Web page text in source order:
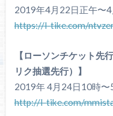
2019年4月22日正午〜
https://l-tike.com/
【ローソンチケット先
リク抽選先行）】
2019年 4月24日10時
http://l-tike.com/